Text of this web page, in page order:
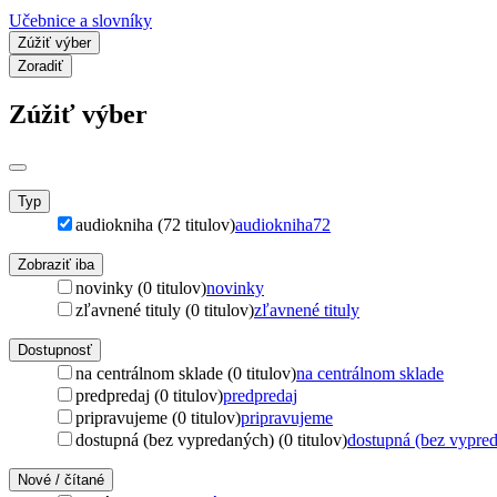
Učebnice a slovníky
Zúžiť výber
Zoradiť
Zúžiť výber
Typ
audiokniha (72 titulov)audiokniha72
Zobraziť iba
novinky (0 titulov)novinky
zľavnené tituly (0 titulov)zľavnené tituly
Dostupnosť
na centrálnom sklade (0 titulov)na centrálnom sklade
predpredaj (0 titulov)predpredaj
pripravujeme (0 titulov)pripravujeme
dostupná (bez vypredaných) (0 titulov)dostupná (bez
Nové / čítané